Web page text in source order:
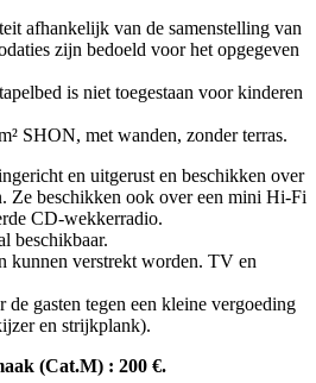
afhankelijk van de samenstelling van
zijn bedoeld voor het opgegeven
is niet toegestaan voor kinderen
SHON, met wanden, zonder terras.
en uitgerust en beschikken over
Ze beschikken ook over een mini Hi-Fi
CD-wekkerradio.
beschikbaar.
kunnen verstrekt worden. TV en
de gasten tegen een kleine vergoeding
en strijkplank).
(Cat.M) : 200 €.